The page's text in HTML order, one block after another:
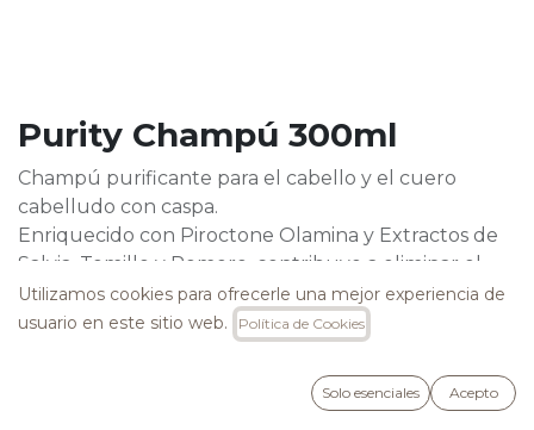
Purity Champú 300ml
Champú purificante para el cabello y el cuero
cabelludo con caspa.
Enriquecido con Piroctone Olamina y Extractos de
Salvia, Tomillo y Romero, contribuye a eliminar el
molesto problema de la caspa con una acción
reequilibrante y normalizadora.
Utilizamos cookies para ofrecerle una mejor experiencia de
usuario en este sitio web.
Política de Cookies
Solo esenciales Acepto